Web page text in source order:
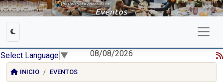
Select Language ▼ 08/08/2026
INICIO EVENTOS